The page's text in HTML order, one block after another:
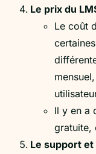
Le prix du
Le coût
Il y en a
gratuite,
Le support et